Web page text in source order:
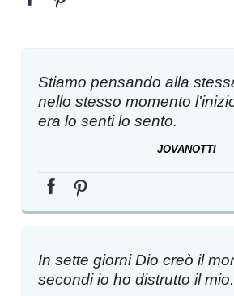
Stiamo pensando alla
nello stesso momento
era lo senti lo sento.
JOVANOTTI
In sette giorni Dio creò il
secondi io ho distrutto il mio.